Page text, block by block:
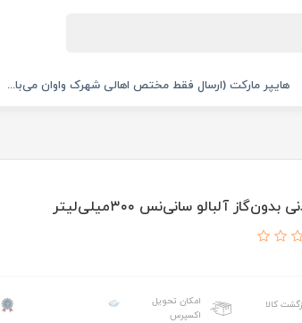
هایپر مارکت (ارسال فقط مختص اهالی شهرک واوان می‌با...
آلبالو سانی‌نس ۳۰۰میلی‌لیتر
کالا
امکان تحویل
اکسپرس